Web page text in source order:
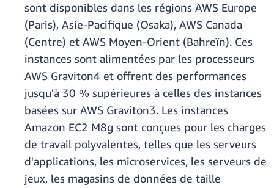
sont disponibles dans les régions AWS Europe
(Paris), Asie-Pacifique (Osaka), AWS Canada
(Centre) et AWS Moyen-Orient (Bahreïn). Ces
instances sont alimentées par les processeurs
AWS Graviton4 et offrent des performances
jusqu'à 30 % supérieures à celles des instances
basées sur AWS Graviton3. Les instances
Amazon EC2 M8g sont conçues pour les charges
de travail polyvalentes, telles que les serveurs
d'applications, les microservices, les serveurs de
jeux, les magasins de données de taille